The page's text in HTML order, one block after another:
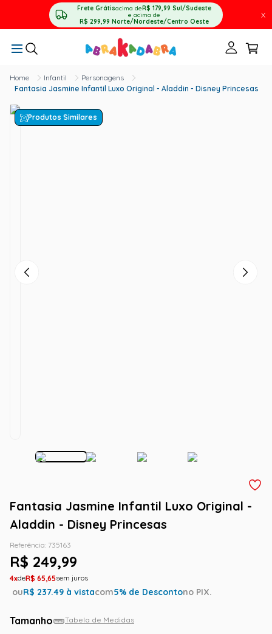
Frete Grátisacima deR$ 179,99 Sul/Sudeste
e acima de
R$ 299,99 Norte/Nordeste/Centro Oeste
X
Infantil
Personagens
Fantasia Jasmine Infantil Luxo Original - Aladdin - Disney Princesas
Produtos Similares
Fantasia Jasmine Infantil Luxo Original -
Aladdin - Disney Princesas
Referência: 735163
R$ 249,99
4 R$ 65,65
ouR$ 237.49 à vistacom5% de Descontono PIX.
Tamanho Tabela de Medidas